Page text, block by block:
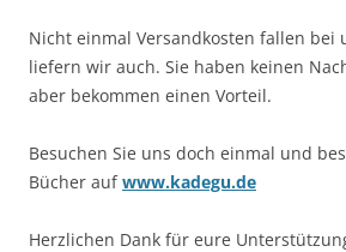
Nicht einmal Versandkosten fallen bei
liefern wir auch. Sie haben keinen
aber bekommen einen Vorteil.
Besuchen Sie uns doch einmal und
Bücher aufwww.kadegu.de
Herzlichen Dank für eure